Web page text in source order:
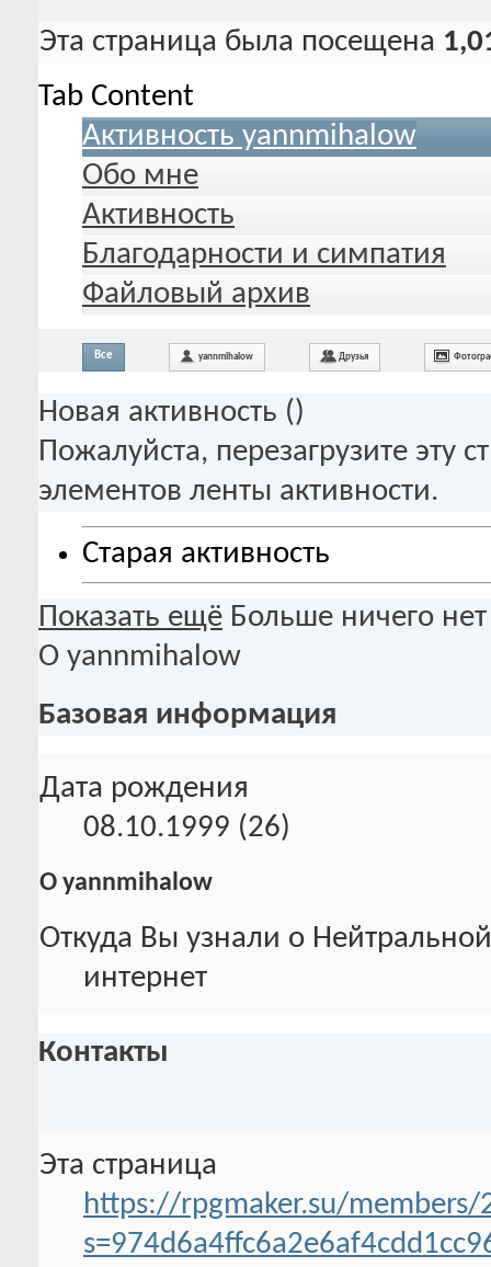
Эта страница была посещена
Tab Content
Активность yannmihalow
Обо мне
Активность
Благодарности и симпатия
Файловый архив
Все yannmihalow Друзья
Новая активность ()
Пожалуйста, перезагрузите эту
элементов ленты активности.
Старая активность
Показать ещё Больше ничего нет
О yannmihalow
Базовая информация
Дата рождения
08.10.1999 (26)
О yannmihalow
Откуда Вы узнали о
интернет
Контакты
Эта страница
https://rpgmaker.su/